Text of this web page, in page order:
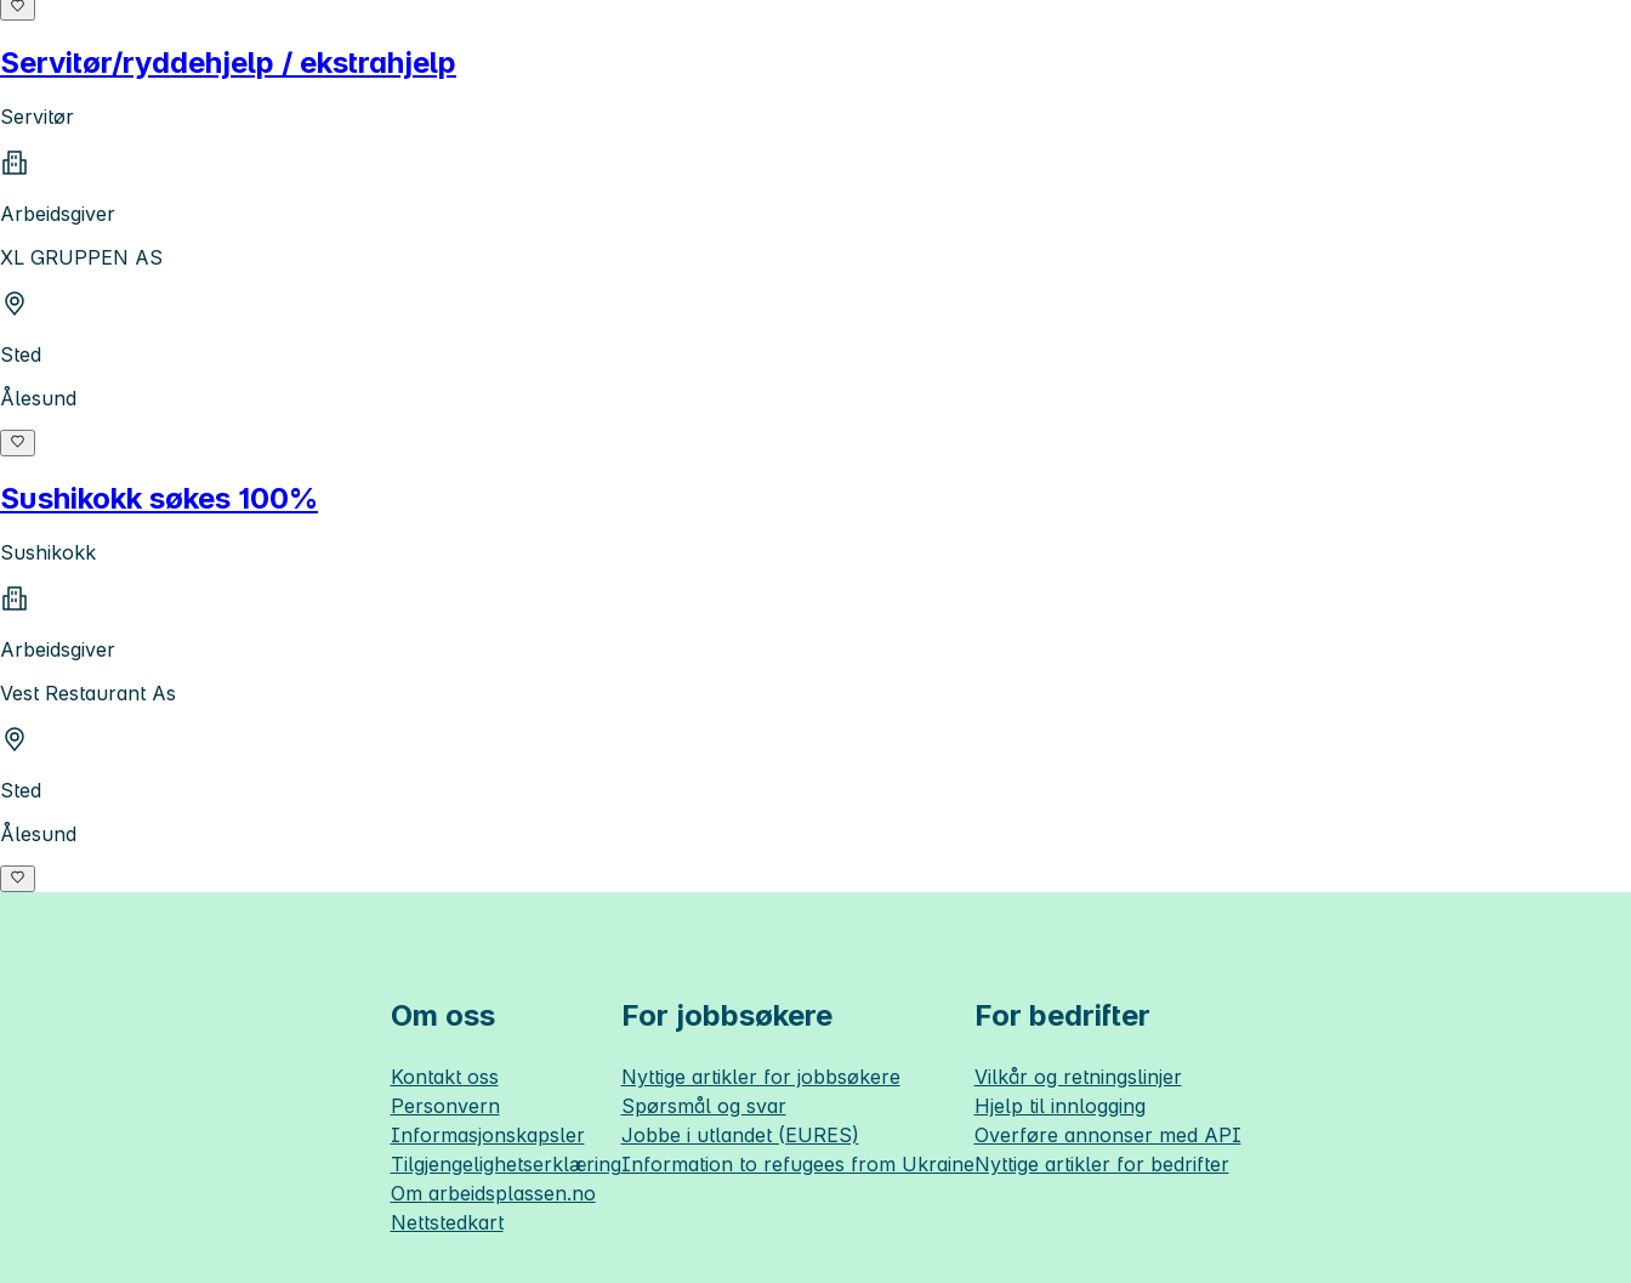
Servitør/ryddehjelp / ekstrahjelp
Servitør
Arbeidsgiver
XL GRUPPEN AS
Sted
Ålesund
Sushikokk søkes 100%
Sushikokk
Arbeidsgiver
Vest Restaurant As
Sted
Ålesund
Om oss
Kontakt oss
Personvern
Informasjonskapsler
Tilgjengelighetserklæring
Om arbeidsplassen.no
Nettstedkart
For jobbsøkere
Nyttige artikler for jobbsøkere
Spørsmål og svar
Jobbe i utlandet (EURES)
Information to refugees from Ukraine
For bedrifter
Vilkår og retningslinjer
Hjelp til innlogging
Overføre annonser med API
Nyttige artikler for bedrifter